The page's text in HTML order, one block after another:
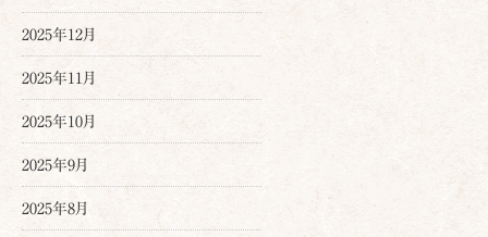
2025年12月
2025年11月
2025年10月
2025年9月
2025年8月